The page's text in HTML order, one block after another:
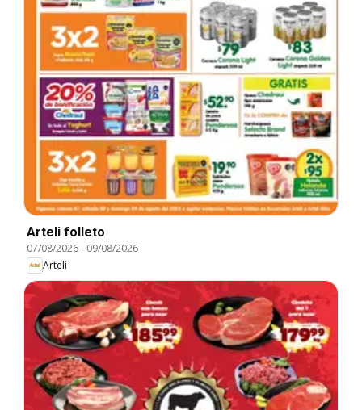
Arteli folleto
07/08/2026- 09/08/2026
Arteli